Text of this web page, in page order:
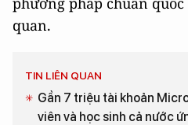
quan.
TIN LIÊN QUAN
Gần 7 triệu tài khoản
viên và học sinh cả nước